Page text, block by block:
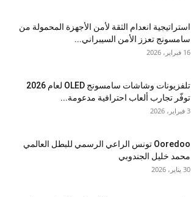
استراتيجية انعدام الثقة لأمن الأجهزة المحمولة من
سامسونج تعزز الأمن السيبراني...
16 فبراير، 2026
تلفزيونات وشاشات سامسونج OLED لعام 2026
توفّر تجارب ألعاب احترافية مدعومة...
3 فبراير، 2026
Ooredoo تونس الراعي الرسمي للبطل العالمي
محمد خليل الجندوبي
30 يناير، 2026